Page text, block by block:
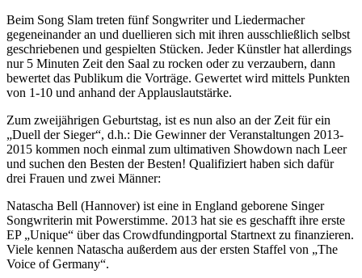
Beim Song Slam treten fünf Songwriter und Liedermacher
gegeneinander an und duellieren sich mit ihren ausschließlich selbst
geschriebenen und gespielten Stücken. Jeder Künstler hat allerdings
nur 5 Minuten Zeit den Saal zu rocken oder zu verzaubern, dann
bewertet das Publikum die Vorträge. Gewertet wird mittels Punkten
von 1-10 und anhand der Applauslautstärke.
Zum zweijährigen Geburtstag, ist es nun also an der Zeit für ein
„Duell der Sieger“, d.h.: Die Gewinner der Veranstaltungen 2013-
2015 kommen noch einmal zum ultimativen Showdown nach Leer
und suchen den Besten der Besten! Qualifiziert haben sich dafür
drei Frauen und zwei Männer:
Natascha Bell (Hannover) ist eine in England geborene Singer
Songwriterin mit Powerstimme. 2013 hat sie es geschafft ihre erste
EP „Unique“ über das Crowdfundingportal Startnext zu finanzieren.
Viele kennen Natascha außerdem aus der ersten Staffel von „The
Voice of Germany“.